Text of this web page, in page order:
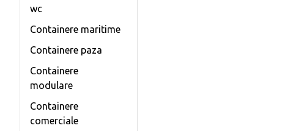
wc
Containere maritime
Containere paza
Containere
modulare
Containere
comerciale